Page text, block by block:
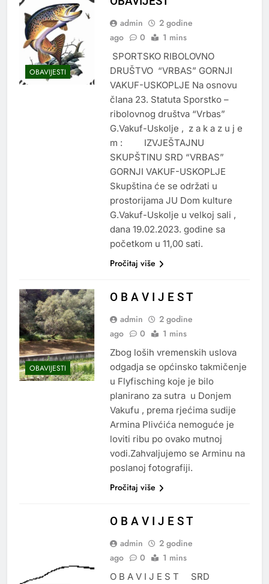
OBAVIJESTI
admin
2 godine
ago
0 1 mins
SPORTSKO RIBOLOVNO
DRUŠTVO “VRBAS” GORNJI
VAKUF-USKOPLJE Na osnovu
člana 23. Statuta Sporstko –
ribolovnog društva “Vrbas”
G.Vakuf-Uskolje , z a k a z u j e
m : IZVJEŠTAJNU
SKUPŠTINU SRD “VRBAS”
GORNJI VAKUF-USKOPLJE
Skupština će se održati u
prostorijama JU Dom kulture
G.Vakuf-Uskolje u velkoj sali ,
dana 19.02.2023. godine sa
početkom u 11,00 sati.
Pročitaj više
OBAVIJESTI
O B A V I J E S T
admin
2 godine
ago
0 1 mins
Zbog loših vremenskih uslova
odgadja se općinsko takmičenje
u Flyfisching koje je bilo
planirano za sutra u Donjem
Vakufu , prema rjećima sudije
Armina Plivćića nemoguće je
loviti ribu po ovako mutnoj
vodi.Zahvaljujemo se Arminu na
poslanoj fotografiji.
Pročitaj više
O B A V I J E S T
admin
2 godine
ago
0 1 mins
O B A V I J E S T SRD